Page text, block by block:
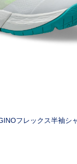
フレックス半袖シ